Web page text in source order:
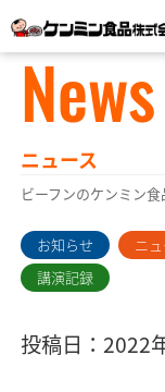
News
ニュース
ビーフンのケンミン食
お知らせ ニ
講演記録
投稿日：2022